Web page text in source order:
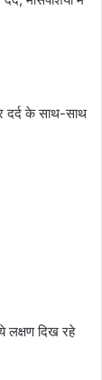
दर्द के साथ-साथ
लक्षण दिख रहे